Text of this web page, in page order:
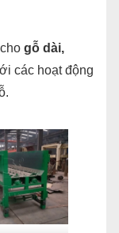
gỗ dài,
các hoạt động